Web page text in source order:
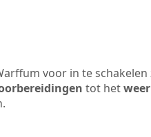
voor in te schakelen
tot het